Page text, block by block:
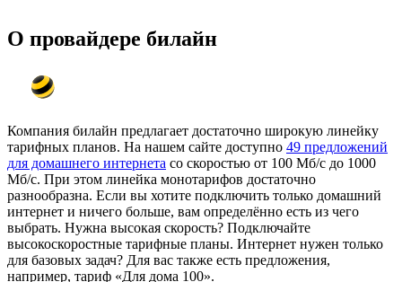
О провайдере билайн
Компания билайн предлагает достаточно широкую линейку
тарифных планов. На нашем сайте доступно 49 предложений
для домашнего интернета со скоростью от 100 Мб/с до 1000
Мб/с. При этом линейка монотарифов достаточно
разнообразна. Если вы хотите подключить только домашний
интернет и ничего больше, вам определённо есть из чего
выбрать. Нужна высокая скорость? Подключайте
высокоскоростные тарифные планы. Интернет нужен только
для базовых задач? Для вас также есть предложения,
например, тариф «Для дома 100».